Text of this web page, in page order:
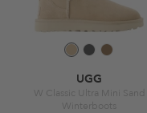
UGG
W Classic Ultra Mini Sand
Winterboots